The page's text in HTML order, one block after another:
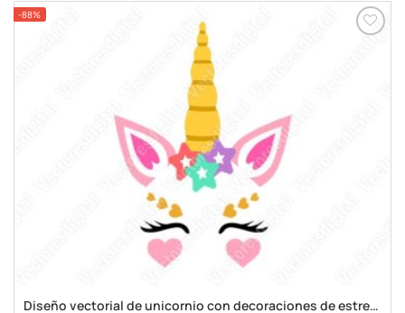
-88%
Diseño vectorial de unicornio con decoraciones de estrellas